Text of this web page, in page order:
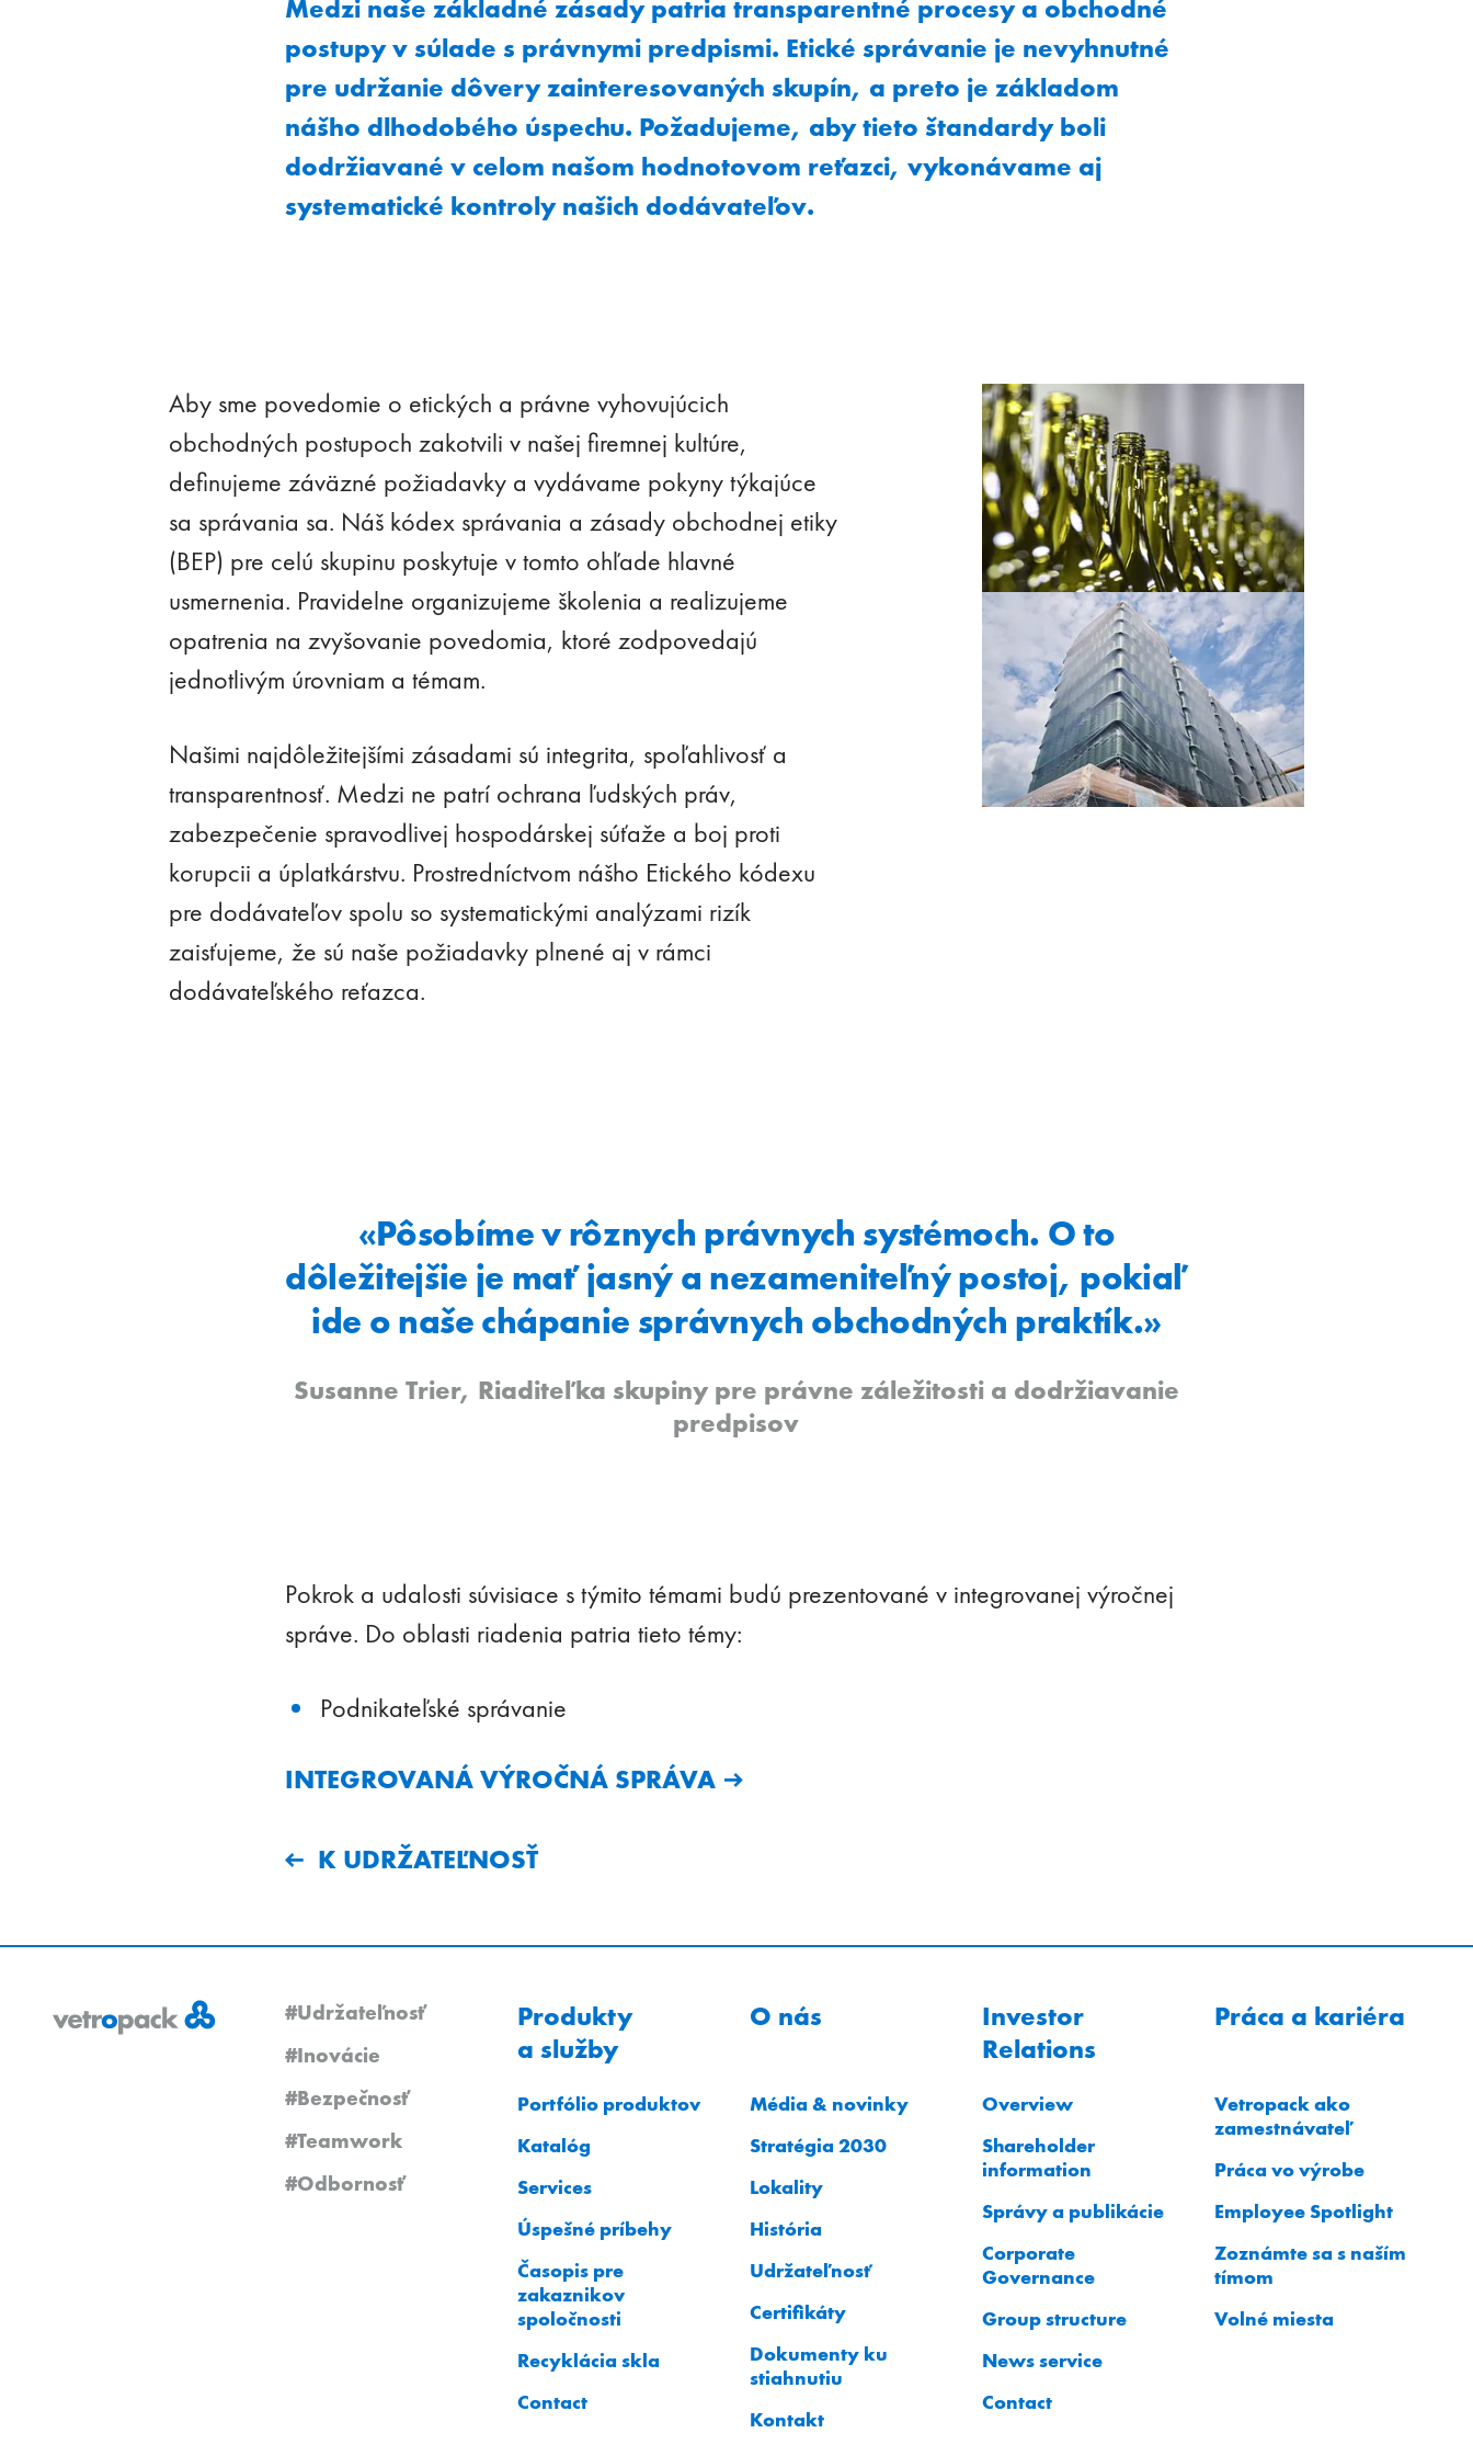
Medzi naše základné zásady patria transparentné procesy a obchodné
postupy v súlade s právnymi predpismi. Etické správanie je nevyhnutné
pre udržanie dôvery zainteresovaných skupín, a preto je základom
nášho dlhodobého úspechu. Požadujeme, aby tieto štandardy boli
dodržiavané v celom našom hodnotovom reťazci, vykonávame aj
systematické kontroly našich dodávateľov.
Aby sme povedomie o etických a právne vyhovujúcich
obchodných postupoch zakotvili v našej firemnej kultúre,
definujeme záväzné požiadavky a vydávame pokyny týkajúce
sa správania sa. Náš kódex správania a zásady obchodnej etiky
(BEP) pre celú skupinu poskytuje v tomto ohľade hlavné
usmernenia. Pravidelne organizujeme školenia a realizujeme
opatrenia na zvyšovanie povedomia, ktoré zodpovedajú
jednotlivým úrovniam a témam.
Našimi najdôležitejšími zásadami sú integrita, spoľahlivosť a
transparentnosť. Medzi ne patrí ochrana ľudských práv,
zabezpečenie spravodlivej hospodárskej súťaže a boj proti
korupcii a úplatkárstvu. Prostredníctvom nášho Etického kódexu
pre dodávateľov spolu so systematickými analýzami rizík
zaisťujeme, že sú naše požiadavky plnené aj v rámci
dodávateľského reťazca.
«Pôsobíme v rôznych právnych systémoch. O to
dôležitejšie je mať jasný a nezameniteľný postoj, pokiaľ
ide o naše chápanie správnych obchodných praktík.»
Susanne Trier, Riaditeľka skupiny pre právne záležitosti a dodržiavanie
predpisov
Pokrok a udalosti súvisiace s týmito témami budú prezentované v integrovanej výročnej
správe. Do oblasti riadenia patria tieto témy:
Podnikateľské správanie
INTEGROVANÁ VÝROČNÁ SPRÁVA
K UDRŽATEĽNOSŤ
#Udržateľnosť
#Inovácie
#Bezpečnosť
#Teamwork
#Odbornosť
Produkty
a služby
Portfólio produktov
Katalóg
Services
Úspešné príbehy
Časopis pre
zakaznikov
spoločnosti
Recyklácia skla
Contact
O nás
Média & novinky
Stratégia 2030
Lokality
História
Udržateľnosť
Certifikáty
Dokumenty ku
stiahnutiu
Kontakt
Investor
Relations
Overview
Shareholder
information
Správy a publikácie
Corporate
Governance
Group structure
News service
Contact
Práca a kariéra
Vetropack ako
zamestnávateľ
Práca vo výrobe
Employee Spotlight
Zoznámte sa s naším
tímom
Volné miesta